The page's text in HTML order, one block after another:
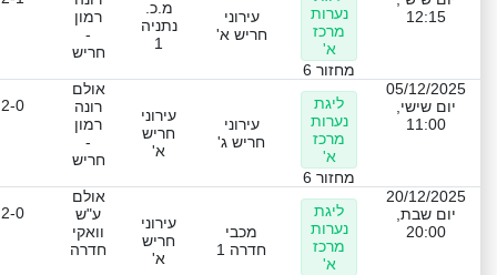
12:15
נערות
מרכז
א'
מחזור 6
עירוני
חריש א'
מ.כ.
נתניה
1
רמון
-
חריש
05/12/2025
יום שישי,
11:00
ליגת
נערות
מרכז
א'
מחזור 6
עירוני
חריש ג'
עירוני
חריש
א'
אולם
רונה
רמון
-
חריש
2-0
20/12/2025
יום שבת,
20:00
ליגת
נערות
מרכז
א'
מכבי
חדרה 1
עירוני
חריש
א'
אולם
ע"ש
וואקי
חדרה
2-0